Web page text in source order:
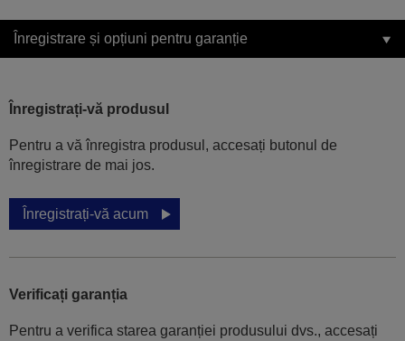
Înregistrare și opțiuni pentru garanție
Înregistrați-vă produsul
Pentru a vă înregistra produsul, accesați butonul de
înregistrare de mai jos.
Înregistrați-vă acum
Verificați garanția
Pentru a verifica starea garanției produsului dvs., accesați